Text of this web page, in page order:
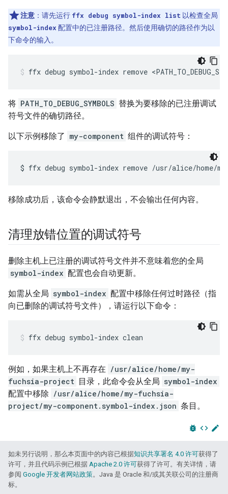
注意 ：请先运行 ffx debug symbol-index list 以检查全局
symbol-index 配置中的已注册路径。然后使用确切的路径作为以
下命令的输入。
ffx debug symbol-index remove
将 PATH_TO_DEBUG_SYMBOLS 替换为要移除的已注册调试
符号文件的确切路径。
以下示例移除了 my-component 组件的调试符号：
移除成功后，该命令会静默退出，不会输出任何内容。
清理放错位置的调试符号
删除主机上已注册的调试符号文件并不意味着您的全局
symbol-index 配置也会自动更新。
如需从全局 symbol-index 配置中移除任何过时路径（指
向已删除的调试符号文件），请运行以下命令：
ffx debug symbol-index clean
例如，如果主机上不再存在 /usr/alice/home/my-
fuchsia-project 目录，此命令会从全局 symbol-index
配置中移除 /usr/alice/home/my-fuchsia-
project/my-component.symbol-index.json 条目。
bug_report code edit
如未另行说明，那么本页面中的内容已根据知识共享署名 4.0 许可获得了
许可，并且代码示例已根据 Apache 2.0 许可获得了许可。有关详情，请
参阅 Google 开发者网站政策。Java 是 Oracle 和/或其关联公司的注册商
标。